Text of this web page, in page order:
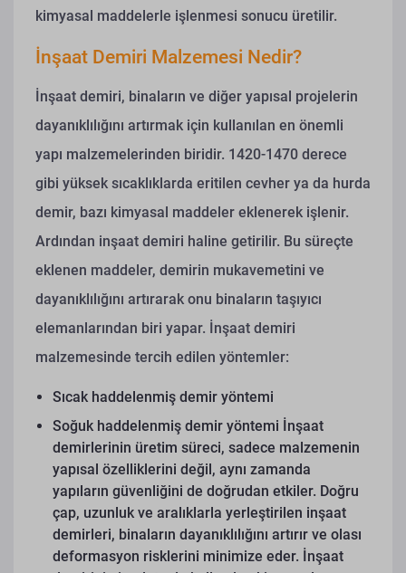
kimyasal maddelerle işlenmesi sonucu üretilir.
İnşaat Demiri Malzemesi Nedir?
İnşaat demiri, binaların ve diğer yapısal projelerin
dayanıklılığını artırmak için kullanılan en önemli
yapı malzemelerinden biridir. 1420-1470 derece
gibi yüksek sıcaklıklarda eritilen cevher ya da hurda
demir, bazı kimyasal maddeler eklenerek işlenir.
Ardından inşaat demiri haline getirilir. Bu süreçte
eklenen maddeler, demirin mukavemetini ve
dayanıklılığını artırarak onu binaların taşıyıcı
elemanlarından biri yapar. İnşaat demiri
malzemesinde tercih edilen yöntemler:
Sıcak haddelenmiş demir yöntemi
Soğuk haddelenmiş demir yöntemi İnşaat
demirlerinin üretim süreci, sadece malzemenin
yapısal özelliklerini değil, aynı zamanda
yapıların güvenliğini de doğrudan etkiler. Doğru
çap, uzunluk ve aralıklarla yerleştirilen inşaat
demirleri, binaların dayanıklılığını artırır ve olası
deformasyon risklerini minimize eder. İnşaat